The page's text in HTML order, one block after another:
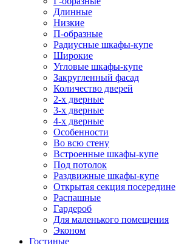
Длинные
Низкие
П-образные
Радиусные шкафы-купе
Широкие
Угловые шкафы-купе
Закругленный фасад
Количество дверей
2-х дверные
3-х дверные
4-х дверные
Особенности
Во всю стену
Встроенные шкафы-купе
Под потолок
Раздвижные шкафы-купе
Открытая секция посередине
Распашные
Гардероб
Для маленького помещения
Эконом
Гостиные